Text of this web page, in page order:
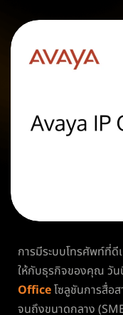
การมีระบบโทรศัพท์ที่
ให้กับธุรกิจของคุณ วัน
Officeโซลูชันการสื่อ
จนถึงขนาดกลาง